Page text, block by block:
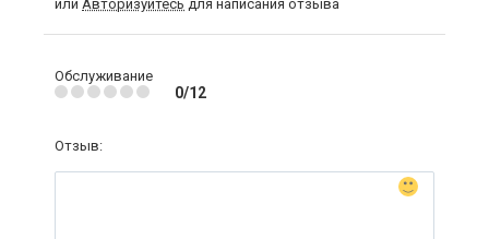
или Авторизуйтесь для написания отзыва
Обслуживание
0/12
Отзыв: